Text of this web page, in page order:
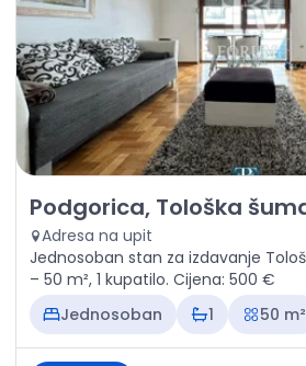
Izdavanje - Stan Podgorica,
Podgorica, Tološka
Adresa na upit
Jednosoban stan za izdavanje
– 50 m², 1 kupatilo. Cijena: 500 €
Jednosoban
1 50 m²